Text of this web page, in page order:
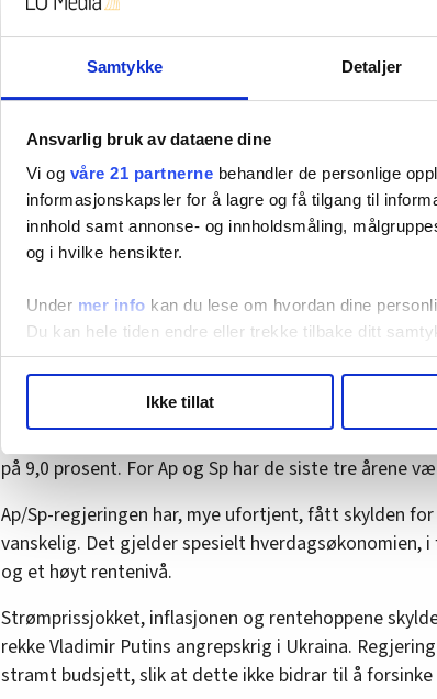
Samtykke Detaljer
Ansvarlig bruk av dataene dine
Vi og våre 21 partnerne behandler de personlige
informasjonskapsler for å lagre og få tilgang til
innhold samt annonse- og innholdsmåling,
og i hvilke hensikter.
Under mer info kan du lese om hvordan dine
Du kan hele tiden endre eller trekke tilbake ditt
LO Medias publikasjoner frifagbevegelse.no, hk-
hvordan våre nettsider blir brukt slik at vi tilby
annonsering. Disse er angitt i oversikten lengre ned
Ikke tillat
SV vant også en solid miljøseier. Planene om
midlertidig stoppet. Men etter 2025 blir det
næringsvirksomhet, i tråd med vedtaket et bredt
stilt seg bak.
Ap/Sp-regjeringen er godt fornøyd med at
gjennom som foreslått. Jeg vil spesielt framheve
og avløp. Regjeringen skal ha ros for å ha tenkt i
slags subsidiering innenfor kommunale tjenester
finansieres til selvkost. En normal husholdning
Et godt budsjett har med SVs hjelp blitt enda
meningsmålingene, har SV tjent på å stå
har klart å skumme fløten.
på 9,0 prosent. For Ap og Sp har de siste tre årene
Ap/Sp-regjeringen har, mye ufortjent, fått skylden
vanskelig. Det gjelder spesielt hverdagsøkonomien,
og et høyt rentenivå.
Strømprissjokket, inflasjonen og rentehoppene
rekke Vladimir Putins angrepskrig i Ukraina.
stramt budsjett, slik at dette ikke bidrar til å